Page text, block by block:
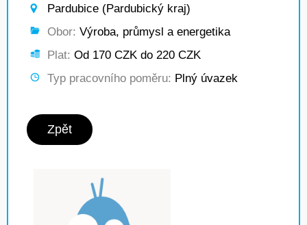
Pardubice (Pardubický kraj)
Obor: Výroba, průmysl a energetika
Plat: Od 170 CZK do 220 CZK
Typ pracovního poměru: Plný úvazek
Zpět